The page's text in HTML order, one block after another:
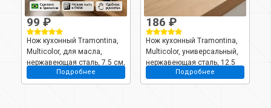
99 ₽
Нож кухонный Tramontina,
Multicolor, для масла,
нержавеющая сталь, 7.5 см,
рукоятка пластик,
23521/013-TR
Подробнее
186 ₽
Нож кухонный Tramontina,
Multicolor, универсальный,
нержавеющая сталь, 12.5
см, рукоятка пластик,
23527/915-tr
Подробнее